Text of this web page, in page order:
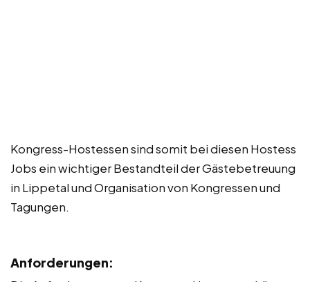
Kongress-Hostessen sind somit bei diesen Hostess
Jobs ein wichtiger Bestandteil der Gästebetreuung
in Lippetal und Organisation von Kongressen und
Tagungen.
Anforderungen: